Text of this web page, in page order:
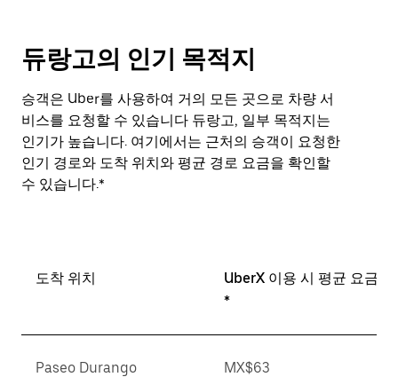
듀랑고의 인기 목적지
승객은 Uber를 사용하여 거의 모든 곳으로 차량 서
비스를 요청할 수 있습니다 듀랑고, 일부 목적지는
인기가 높습니다. 여기에서는 근처의 승객이 요청한
인기 경로와 도착 위치와 평균 경로 요금을 확인할
수 있습니다.*
도착 위치
UberX 이용 시 평균 요금
*
Paseo Durango MX$63